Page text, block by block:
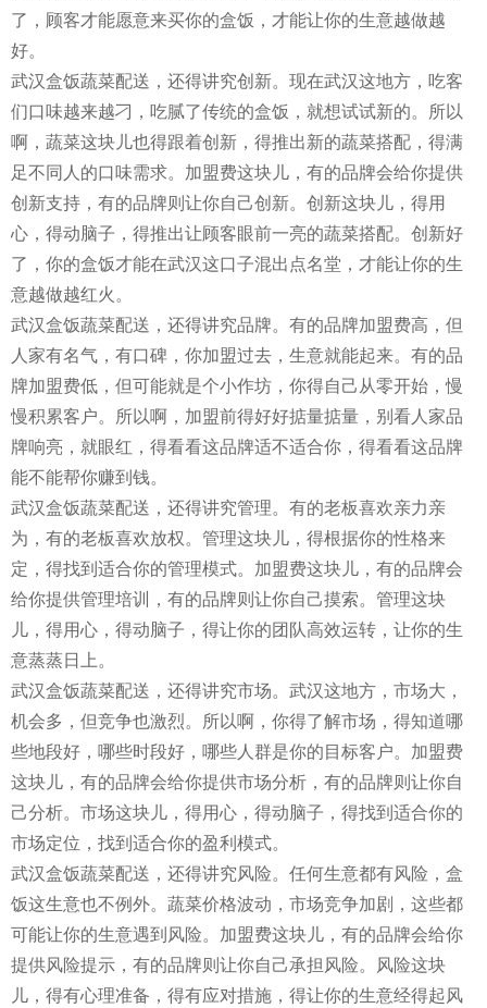
了，顾客才能愿意来买你的盒饭，才能让你的生意越做越
好。
武汉盒饭蔬菜配送，还得讲究创新。现在武汉这地方，吃客
们口味越来越刁，吃腻了传统的盒饭，就想试试新的。所以
啊，蔬菜这块儿也得跟着创新，得推出新的蔬菜搭配，得满
足不同人的口味需求。加盟费这块儿，有的品牌会给你提供
创新支持，有的品牌则让你自己创新。创新这块儿，得用
心，得动脑子，得推出让顾客眼前一亮的蔬菜搭配。创新好
了，你的盒饭才能在武汉这口子混出点名堂，才能让你的生
意越做越红火。
武汉盒饭蔬菜配送，还得讲究品牌。有的品牌加盟费高，但
人家有名气，有口碑，你加盟过去，生意就能起来。有的品
牌加盟费低，但可能就是个小作坊，你得自己从零开始，慢
慢积累客户。所以啊，加盟前得好好掂量掂量，别看人家品
牌响亮，就眼红，得看看这品牌适不适合你，得看看这品牌
能不能帮你赚到钱。
武汉盒饭蔬菜配送，还得讲究管理。有的老板喜欢亲力亲
为，有的老板喜欢放权。管理这块儿，得根据你的性格来
定，得找到适合你的管理模式。加盟费这块儿，有的品牌会
给你提供管理培训，有的品牌则让你自己摸索。管理这块
儿，得用心，得动脑子，得让你的团队高效运转，让你的生
意蒸蒸日上。
武汉盒饭蔬菜配送，还得讲究市场。武汉这地方，市场大，
机会多，但竞争也激烈。所以啊，你得了解市场，得知道哪
些地段好，哪些时段好，哪些人群是你的目标客户。加盟费
这块儿，有的品牌会给你提供市场分析，有的品牌则让你自
己分析。市场这块儿，得用心，得动脑子，得找到适合你的
市场定位，找到适合你的盈利模式。
武汉盒饭蔬菜配送，还得讲究风险。任何生意都有风险，盒
饭这生意也不例外。蔬菜价格波动，市场竞争加剧，这些都
可能让你的生意遇到风险。加盟费这块儿，有的品牌会给你
提供风险提示，有的品牌则让你自己承担风险。风险这块
儿，得有心理准备，得有应对措施，得让你的生意经得起风